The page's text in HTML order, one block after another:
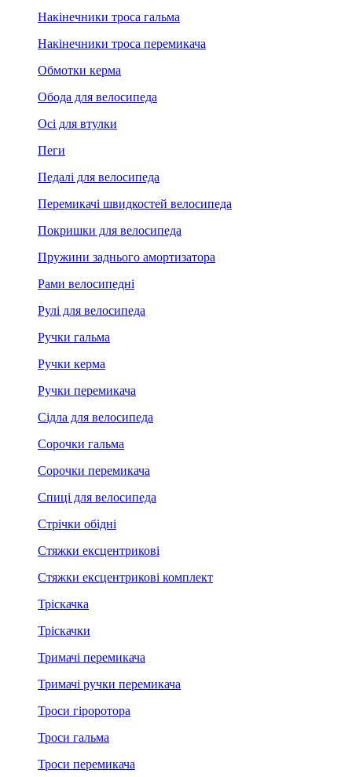
Накінечники троса гальма
Накінечники троса перемикача
Обмотки керма
Обода для велосипеда
Осі для втулки
Пеги
Педалі для велосипеда
Перемикачі швидкостей велосипеда
Покришки для велосипеда
Пружини заднього амортизатора
Рами велосипедні
Рулі для велосипеда
Ручки гальма
Ручки керма
Ручки перемикача
Сідла для велосипеда
Сорочки гальма
Сорочки перемикача
Спиці для велосипеда
Стрічки обідні
Стяжки ексцентрикові
Стяжки ексцентрикові комплект
Тріскачка
Тріскачки
Тримачі перемикача
Тримачі ручки перемикача
Троси гіроротора
Троси гальма
Троси перемикача